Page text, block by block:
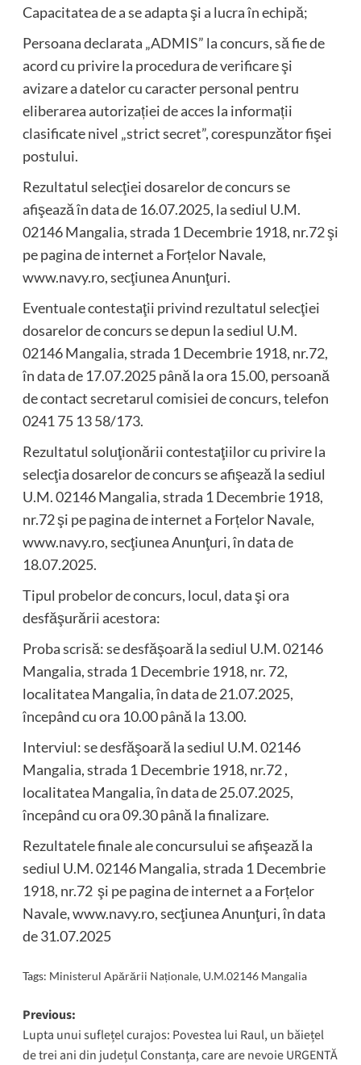
Capacitatea de a se adapta şi a lucra în echipă;
Persoana declarata „ADMIS” la concurs, să fie de
acord cu privire la procedura de verificare şi
avizare a datelor cu caracter personal pentru
eliberarea autorizației de acces la informații
clasificate nivel „strict secret”, corespunzător fişei
postului.
Rezultatul selecţiei dosarelor de concurs se
afişează în data de 16.07.2025, la sediul U.M.
02146 Mangalia, strada 1 Decembrie 1918, nr.72 şi
pe pagina de internet a Forțelor Navale,
www.navy.ro, secţiunea Anunţuri.
Eventuale contestaţii privind rezultatul selecţiei
dosarelor de concurs se depun la sediul U.M.
02146 Mangalia, strada 1 Decembrie 1918, nr.72,
în data de 17.07.2025 până la ora 15.00, persoană
de contact secretarul comisiei de concurs, telefon
0241 75 13 58/173.
Rezultatul soluţionării contestaţiilor cu privire la
selecţia dosarelor de concurs se afişează la sediul
U.M. 02146 Mangalia, strada 1 Decembrie 1918,
nr.72 şi pe pagina de internet a Forțelor Navale,
www.navy.ro, secţiunea Anunţuri, în data de
18.07.2025.
Tipul probelor de concurs, locul, data şi ora
desfăşurării acestora:
Proba scrisă: se desfăşoară la sediul U.M. 02146
Mangalia, strada 1 Decembrie 1918, nr. 72,
localitatea Mangalia, în data de 21.07.2025,
începând cu ora 10.00 până la 13.00.
Interviul: se desfăşoară la sediul U.M. 02146
Mangalia, strada 1 Decembrie 1918, nr.72 ,
localitatea Mangalia, în data de 25.07.2025,
începând cu ora 09.30 până la finalizare.
Rezultatele finale ale concursului se afişează la
sediul U.M. 02146 Mangalia, strada 1 Decembrie
1918, nr.72 şi pe pagina de internet a a Forțelor
Navale, www.navy.ro, secţiunea Anunţuri, în data
de 31.07.2025
Tags: Ministerul Apărării Naționale, U.M.02146 Mangalia
Post
navigation
Previous:
Lupta unui suflețel curajos: Povestea lui Raul, un băiețel
de trei ani din județul Constanța, care are nevoie URGENTĂ